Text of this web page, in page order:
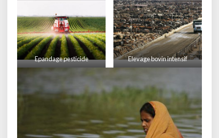
Epandage pesticide Elevage bovin intensif